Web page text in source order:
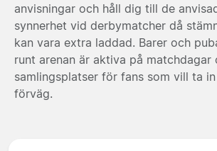
anvisningar och håll dig till de
synnerhet vid derbymatcher då
kan vara extra laddad. Barer och
runt arenan är aktiva på matchdagar
samlingsplatser för fans som vill ta
förväg.